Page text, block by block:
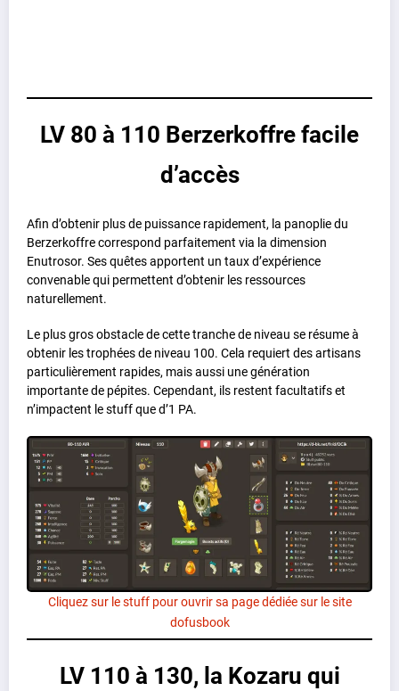
LV 80 à 110 Berzerkoffre facile
d’accès
Afin d’obtenir plus de puissance rapidement, la panoplie du
Berzerkoffre correspond parfaitement via la dimension
Enutrosor. Ses quêtes apportent un taux d’expérience
convenable qui permettent d’obtenir les ressources
naturellement.
Le plus gros obstacle de cette tranche de niveau se résume à
obtenir les trophées de niveau 100. Cela requiert des artisans
particulièrement rapides, mais aussi une génération
importante de pépites. Cependant, ils restent facultatifs et
n’impactent le stuff que d’1 PA.
Cliquez sur le stuff pour ouvrir sa page dédiée sur le site
dofusbook
LV 110 à 130, la Kozaru qui